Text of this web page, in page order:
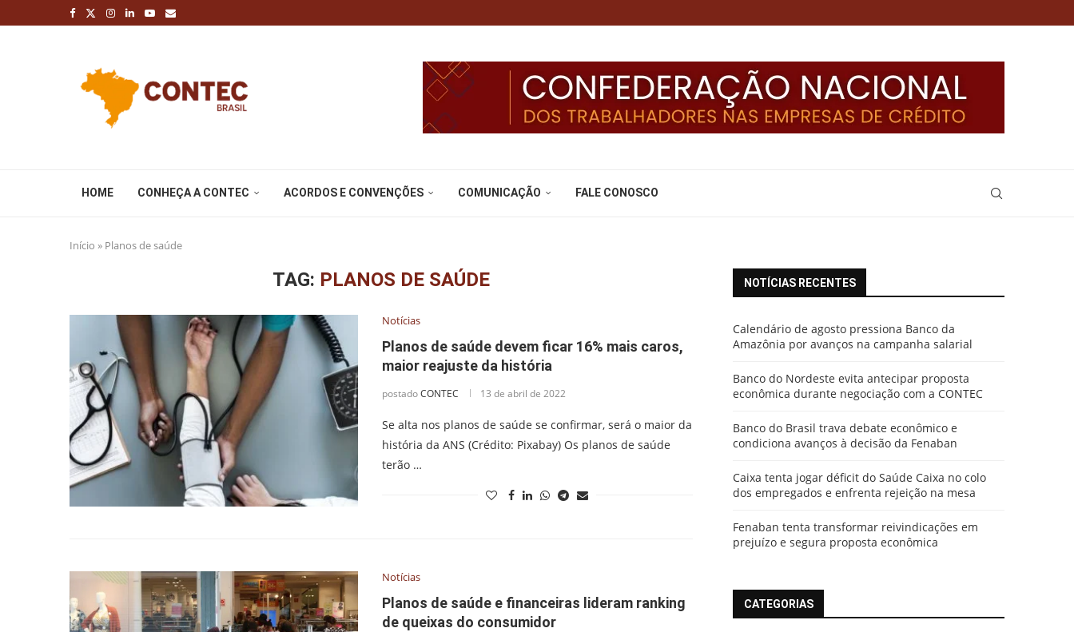
HOME CONHEÇA A CONTEC ACORDOS E CONVENÇÕES COMUNICAÇÃO FALE CONOSCO
Início » Planos de saúde
TAG: PLANOS DE SAÚDE
Notícias
Planos de saúde devem ficar 16% mais caros,
maior reajuste da história
postadoCONTEC 13 de abril de 2022
Se alta nos planos de saúde se confirmar, será o maior da
história da ANS (Crédito: Pixabay) Os planos de saúde
terão …
Notícias
Planos de saúde e financeiras lideram ranking
de queixas do consumidor
NOTÍCIAS RECENTES
Calendário de agosto pressiona Banco da
Amazônia por avanços na campanha salarial
Banco do Nordeste evita antecipar proposta
econômica durante negociação com a CONTEC
Banco do Brasil trava debate econômico e
condiciona avanços à decisão da Fenaban
Caixa tenta jogar déficit do Saúde Caixa no colo
dos empregados e enfrenta rejeição na mesa
Fenaban tenta transformar reivindicações em
prejuízo e segura proposta econômica
CATEGORIAS